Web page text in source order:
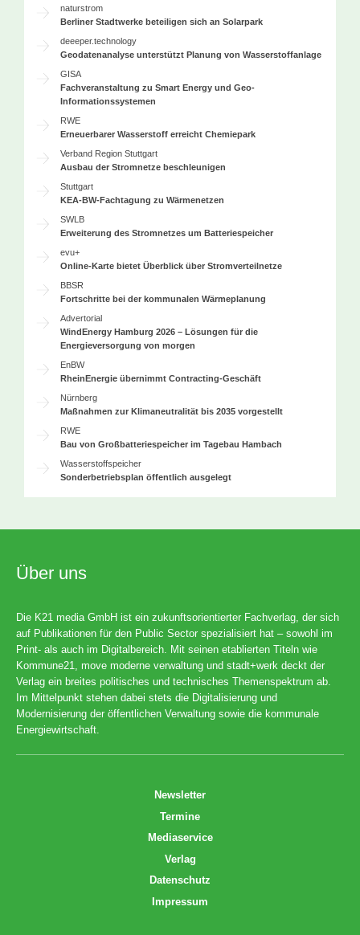
naturstrom
Berliner Stadtwerke beteiligen sich an Solarpark
deeeper.technology
Geodatenanalyse unterstützt Planung von Wasserstoffanlage
GISA
Fachveranstaltung zu Smart Energy und Geo-
Informationssystemen
RWE
Erneuerbarer Wasserstoff erreicht Chemiepark
Verband Region Stuttgart
Ausbau der Stromnetze beschleunigen
Stuttgart
KEA-BW-Fachtagung zu Wärmenetzen
SWLB
Erweiterung des Stromnetzes um Batteriespeicher
evu+
Online-Karte bietet Überblick über Stromverteilnetze
BBSR
Fortschritte bei der kommunalen Wärmeplanung
Advertorial
WindEnergy Hamburg 2026 – Lösungen für die
Energieversorgung von morgen
EnBW
RheinEnergie übernimmt Contracting-Geschäft
Nürnberg
Maßnahmen zur Klimaneutralität bis 2035 vorgestellt
RWE
Bau von Großbatteriespeicher im Tagebau Hambach
Wasserstoffspeicher
Sonderbetriebsplan öffentlich ausgelegt
Über uns
Die K21 media GmbH ist ein zukunftsorientierter Fachverlag, der sich
auf Publikationen für den Public Sector spezialisiert hat – sowohl im
Print- als auch im Digitalbereich. Mit seinen etablierten Titeln wie
Kommune21, move moderne verwaltung und stadt+werk deckt der
Verlag ein breites politisches und technisches Themenspektrum ab.
Im Mittelpunkt stehen dabei stets die Digitalisierung und
Modernisierung der öffentlichen Verwaltung sowie die kommunale
Energiewirtschaft.
Newsletter
Termine
Mediaservice
Verlag
Datenschutz
Impressum